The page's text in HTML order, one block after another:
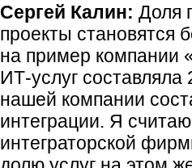
Сергей Калин: Доля
проекты становятся
на пример компании
ИТ-услуг составляла
нашей компании
интеграции. Я
интеграторской